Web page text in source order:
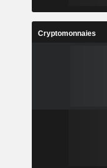
Cryptomonnaies